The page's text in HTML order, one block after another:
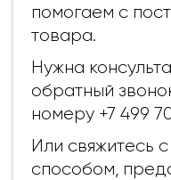
помогаем с
товара.
Нужна
обратный
номеру +7 499
Или свяжитесь
способом,